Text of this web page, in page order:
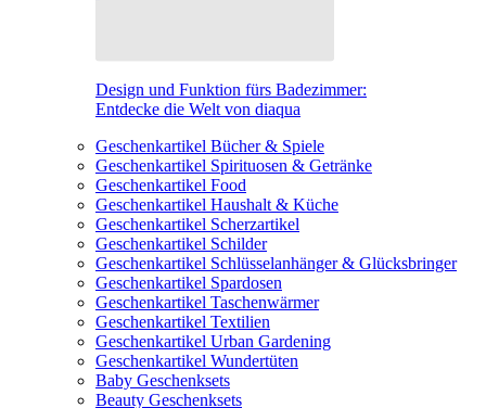
Design und Funktion fürs Badezimmer:
Entdecke die Welt von diaqua
Geschenkartikel Bücher & Spiele
Geschenkartikel Spirituosen & Getränke
Geschenkartikel Food
Geschenkartikel Haushalt & Küche
Geschenkartikel Scherzartikel
Geschenkartikel Schilder
Geschenkartikel Schlüsselanhänger & Glücksbringer
Geschenkartikel Spardosen
Geschenkartikel Taschenwärmer
Geschenkartikel Textilien
Geschenkartikel Urban Gardening
Geschenkartikel Wundertüten
Baby Geschenksets
Beauty Geschenksets